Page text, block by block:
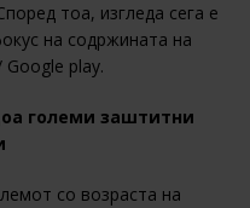
тоа, изгледа сега е
на содржината на
play.
големи заштитни
со возраста на